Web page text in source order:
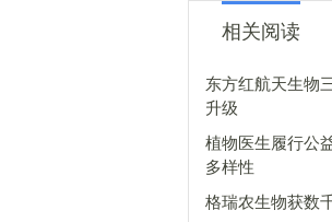
相关阅读
东方红航天生物
升级
植物医生履行公
多样性
格瑞农生物获数